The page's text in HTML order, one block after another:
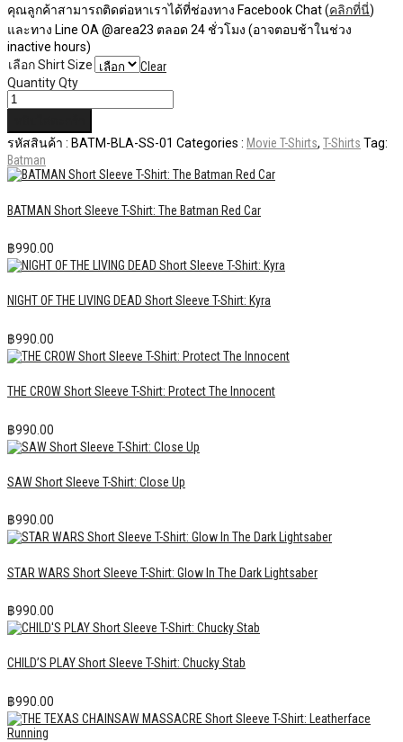
คุณลูกค้าสามารถติดต่อหาเราได้ที่ช่องทาง Facebook Chat (คลิกที่นี่)
และทาง Line OA @area23 ตลอด 24 ชั่วโมง (อาจตอบช้าในช่วง
inactive hours)
เลือก Shirt Size
Clear
QuantityQty
รหัสสินค้า : BATM-BLA-SS-01 Categories : Movie T-Shirts, T-Shirts Tag:
Batman
BATMAN Short Sleeve T-Shirt: The Batman Red Car
฿990.00
NIGHT OF THE LIVING DEAD Short Sleeve T-Shirt: Kyra
฿990.00
THE CROW Short Sleeve T-Shirt: Protect The Innocent
฿990.00
SAW Short Sleeve T-Shirt: Close Up
฿990.00
STAR WARS Short Sleeve T-Shirt: Glow In The Dark Lightsaber
฿990.00
CHILD’S PLAY Short Sleeve T-Shirt: Chucky Stab
฿990.00